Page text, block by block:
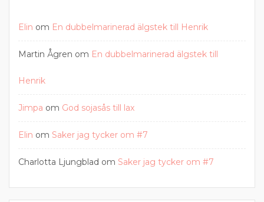
Elin om En dubbelmarinerad älgstek till Henrik
Martin Ågren om En dubbelmarinerad älgstek till
Henrik
Jimpa om God sojasås till lax
Elin om Saker jag tycker om #7
Charlotta Ljungblad om Saker jag tycker om #7